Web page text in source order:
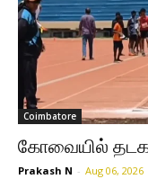
Coimbatore
கோவையில்
Prakash N - Aug 06, 2026